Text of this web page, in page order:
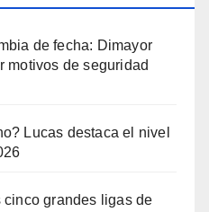
de fecha: Dimayor
motivos de seguridad
Lucas destaca el nivel
grandes ligas de